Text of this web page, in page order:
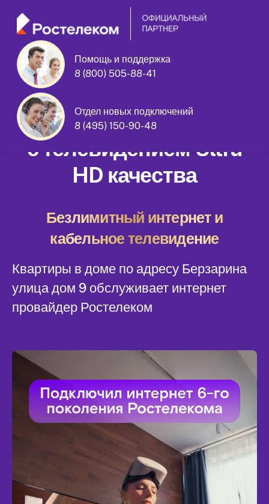
Помощь и поддержка
8 (800) 505-88-41
Отдел новых подключений
8 (495) 150-90-48
Берзарина улица дом 9
Домашний интернет
с телевидением Ultra
HD качества
Безлимитный интернет и
кабельное телевидение
Квартиры в доме по адресу Берзарина
улица дом 9 обслуживает интернет
провайдер Ростелеком